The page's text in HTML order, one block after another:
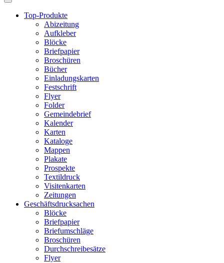
Toggle
navigationTop-Produkte
Abizeitung
Aufkleber
Blöcke
Briefpapier
Broschüren
Bücher
Einladungskarten
Festschrift
Flyer
Folder
Gemeindebrief
Kalender
Karten
Kataloge
Mappen
Plakate
Prospekte
Textildruck
Visitenkarten
Zeitungen
Geschäftsdrucksachen
Blöcke
Briefpapier
Briefumschläge
Broschüren
Durchschreibesätze
Flyer